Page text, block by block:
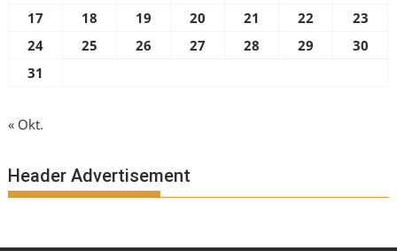
17
18 19 20 21 22
23
24
25 26 27 28 29
30
31
« Okt.
Header Advertisement